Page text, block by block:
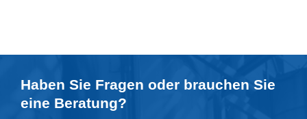
Haben Sie Fragen oder brauchen Sie
eine Beratung?